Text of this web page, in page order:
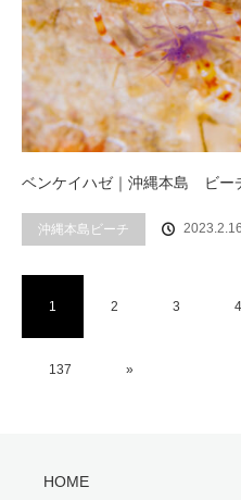
ベンケイハゼ｜沖縄本島 ビー
沖縄本島ビーチ 2023.2.16
1 2 3 4
137 »
HOME